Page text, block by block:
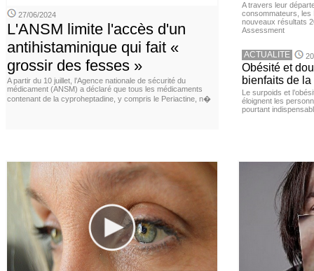
27/06/2024
L'ANSM limite l'accès d'un
antihistaminique qui fait «
grossir des fesses »
A partir du 10 juillet, l’Agence nationale de sécurité du
médicament (ANSM) a déclaré que tous les médicaments
contenant de la cyproheptadine, y compris le Periactine, n�
A travers leur
consommateurs, les
nouveaux résultats
Assessment
ACTUALITE
Obésité et
bienfaits de
Le surpoids et
éloignent les
pourtant